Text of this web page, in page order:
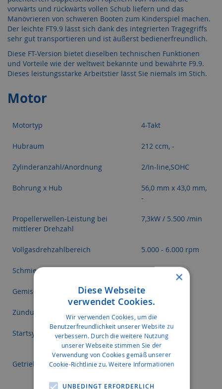
vorwärts und rückwärts vollen Schub liefern und das
Manövrieren von schweren Booten zum Kinderspiel machen.
Der leichte FT9.9 lässt sich dank des integrierten Tragegriffs
sehr gut transportieren und ist äußerst bedienerfreundlich.
Diese FT-Version bietet dieselben technischen Funktionen
und Vorteile wie der weltweit bekannte und bewährte F9.9.
Dieses leistungsstarke Arbeitstier lässt Sie niemals im Stich.
Motor
Motortyp 4-Takt
Hubraum 212 ccm, -
Zylinderanzahl/Anordnung 2/In-line,SOHC
Bohrung x Hub
56,0 mm x 43,0 mm,
-
Propellerwellen-Leistung bei
mittlerer Drehzahl
7,3kW / 5.500 /min
Vollgasdrehzahlbereich 5.000 - 6.000 rpm
Schmierung
Gemischaufbereitung 1 Vergaser
Zündung/Frühverstellungssystem CDI
Startsystem
Manual (MH),
Electric (E, EP)
Getriebeuntersetzung (Zähne) 2.92( : 38/13)
×
Diese Webseite
verwendet Cookies.
Wir verwenden Cookies, um die
Benutzerfreundlichkeit unserer Website zu
verbessern. Durch die weitere Nutzung
unserer Webseite stimmen Sie der
Verwendung von Cookies gemäß unserer
Cookie-Richtlinie zu.Weitere Informationen
UNBEDINGT ERFORDERLICH